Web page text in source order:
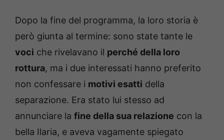
Dopo la fine del programma, la loro storia è
però giunta al termine: sono state tante le
voci che rivelavano il perché della loro
rottura, ma i due interessati hanno preferito
non confessare i motivi esatti della
separazione. Era stato lui stesso ad
annunciare la fine della sua relazione con la
bella Ilaria, e aveva vagamente spiegato